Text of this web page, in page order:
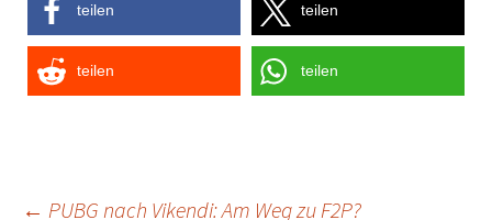
teilen teilen
teilen teilen
← PUBG nach Vikendi: Am Weg zu F2P?